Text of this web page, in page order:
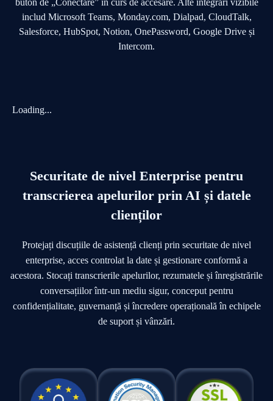
Loading...
Securitate de nivel Enterprise pentru
transcrierea apelurilor prin AI și datele
clienților
Protejați discuțiile de asistență clienți prin securitate de nivel
enterprise, acces controlat la date și gestionare conformă a
acestora. Stocați transcrierile apelurilor, rezumatele și înregistrările
conversațiilor într-un mediu sigur, conceput pentru
confidențialitate, guvernanță și încredere operațională în echipele
de suport și vânzări.